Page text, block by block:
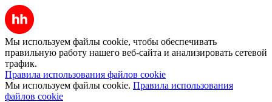
Мы используем файлы cookie, чтобы обеспечивать
правильную работу нашего веб-сайта и анализировать сетевой
трафик.
Правила использования файлов cookie
Мы используем файлы cookie. Правила использования
файлов cookie